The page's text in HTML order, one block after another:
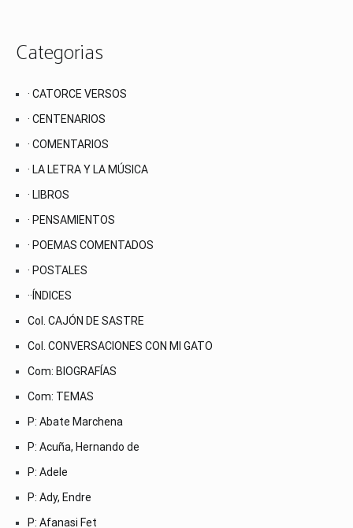
Categorias
· CATORCE VERSOS
· CENTENARIOS
· COMENTARIOS
· LA LETRA Y LA MÚSICA
· LIBROS
· PENSAMIENTOS
· POEMAS COMENTADOS
· POSTALES
··ÍNDICES
Col. CAJÓN DE SASTRE
Col. CONVERSACIONES CON MI GATO
Com: BIOGRAFÍAS
Com: TEMAS
P: Abate Marchena
P: Acuña, Hernando de
P: Adele
P: Ady, Endre
P: Afanasi Fet